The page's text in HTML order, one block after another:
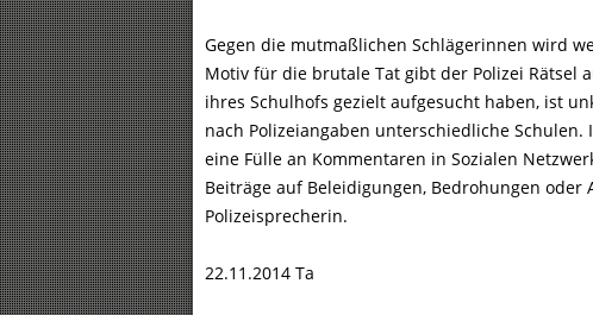
Gegen die mutmaßlichen Schlägerinnen wird
Motiv für die brutale Tat gibt der Polizei Rätsel
ihres Schulhofs gezielt aufgesucht haben, ist
nach Polizeiangaben unterschiedliche
eine Fülle an Kommentaren in Sozialen
Beiträge auf Beleidigungen, Bedrohungen
Polizeisprecherin.
22.11.2014 Ta